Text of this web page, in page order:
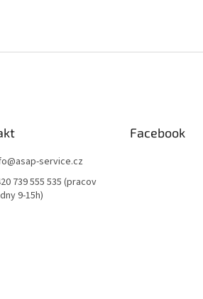
@asap-service.cz
739 555 535 (pracov
9-15h)
Facebook